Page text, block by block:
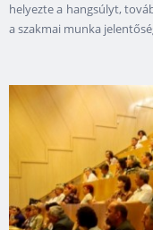
helyezte a hangsúlyt,
a szakmai munka